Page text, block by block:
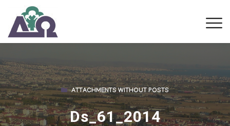
ATTACHMENTS WITHOUT POSTS
Ds_61_2014